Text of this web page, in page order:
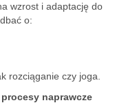
wzrost i adaptację do
o:
rozciąganie czy joga.
naprawcze